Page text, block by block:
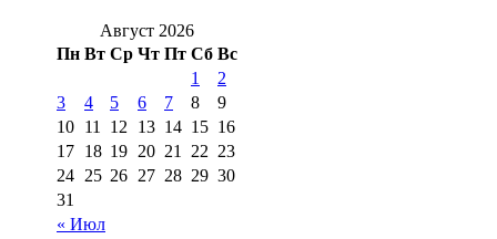
Август 2026
Пн Вт Ср Чт Пт Сб Вс
« Июл
1
2
3
4 5 6 7 8
9
10 11 12 13 14 15 16
17 18 19 20 21 22 23
24 25 26 27 28 29 30
31